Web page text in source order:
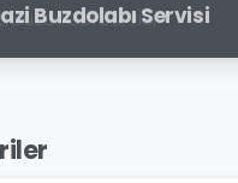
Buzdolabı Servisi